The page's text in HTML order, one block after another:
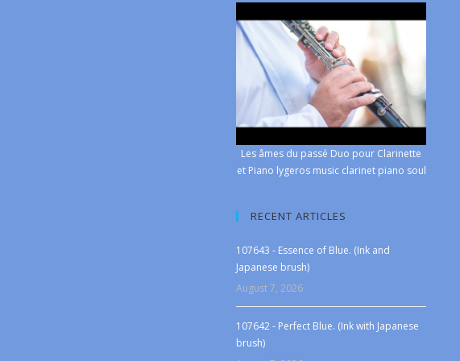
Les âmes du passé Duo pour Clarinette
et Piano lygeros music clarinet piano soul
RECENT ARTICLES
107643 - Essence of Blue. (Ink and
Japanese brush)
August 7, 2026
107642 - Perfect Blue. (Ink with Japanese
brush)